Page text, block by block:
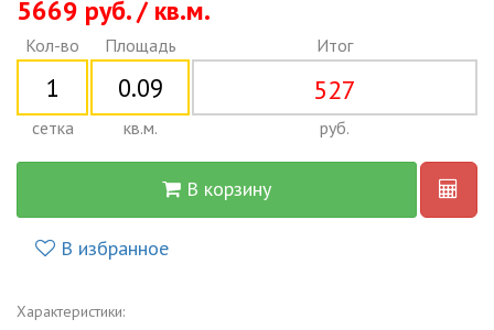
5669 руб. / кв.м.
Кол-во
сетка
Площадь
кв.м.
Итог
527
руб.
В корзину
В избранное
Характеристики: